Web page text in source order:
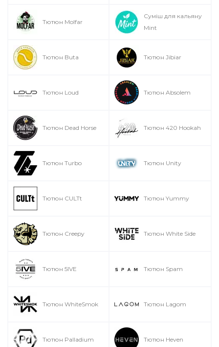
Тютюн Molfar
Суміш для кальяну
Mint
Тютюн Buta Тютюн Jibiar
Тютюн Loud Тютюн Absolem
Тютюн Dead Horse Тютюн 420 Hookah
Тютюн Turbo Тютюн Unity
Тютюн CULTt Тютюн Yummy
Тютюн Creepy Тютюн White Side
Тютюн 5IVE Тютюн Spam
Тютюн WhiteSmok Тютюн Lagom
Тютюн Palladium Тютюн Heven